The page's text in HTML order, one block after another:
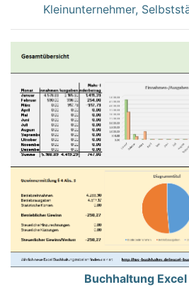
Kleinunternehmer,
Buchhaltung